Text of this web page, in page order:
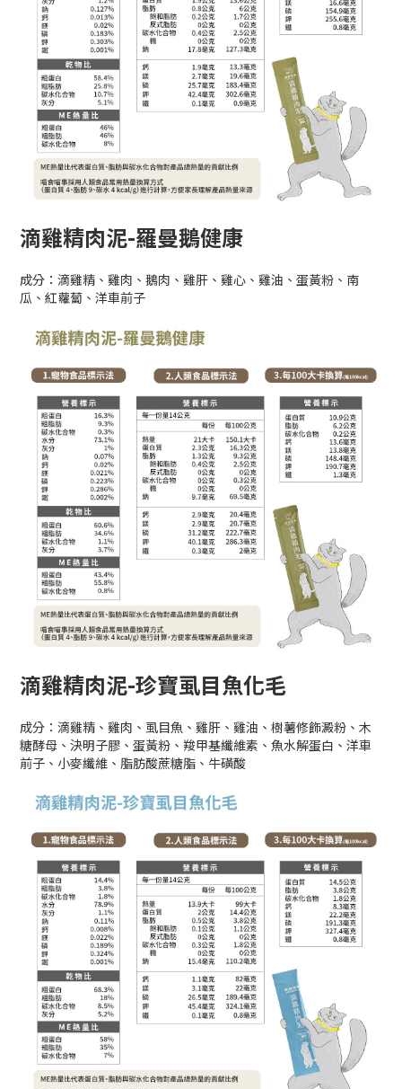
滴雞精肉泥-羅曼鵝健康
成分：滴雞精、雞肉、鵝肉、雞肝、雞心、雞油、蛋黃粉、南
瓜、紅蘿蔔、洋車前子
滴雞精肉泥-珍寶虱目魚化毛
成分：滴雞精、雞肉、虱目魚、雞肝、雞油、樹薯修飾澱粉、木
糖酵母、決明子膠、蛋黃粉、羧甲基纖維素、魚水解蛋白、洋車
前子、小麥纖維、脂肪酸蔗糖脂、牛磺酸